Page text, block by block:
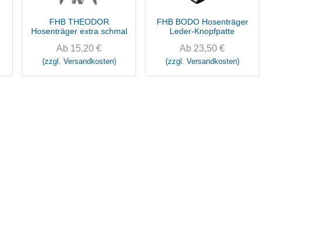
FHB THEODOR
Hosenträger extra schmal
Ab 15,20 €
(zzgl. Versandkosten)
FHB BODO Hosenträger
Leder-Knopfpatte
Ab 23,50 €
(zzgl. Versandkosten)